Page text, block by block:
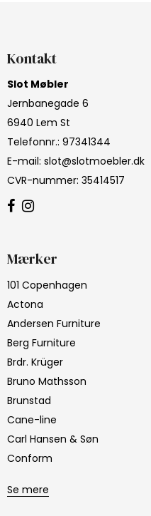
Kontakt
Slot Møbler
Jernbanegade 6
6940 Lem St
Telefonnr.: 97341344
E-mail: slot@slotmoebler.dk
CVR-nummer: 35414517
Mærker
101 Copenhagen
Actona
Andersen Furniture
Berg Furniture
Brdr. Krüger
Bruno Mathsson
Brunstad
Cane-line
Carl Hansen & Søn
Conform
Se mere